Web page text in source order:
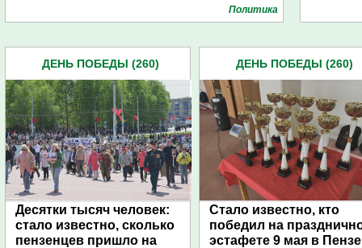
Политика
ДЕНЬ ПОБЕДЫ (260)
Десятки тысяч человек:
стало известно, сколько
пензенцев пришло на
ДЕНЬ ПОБЕДЫ (260)
Стало известно, кто
победил на
эстафете 9 мая в Пензе